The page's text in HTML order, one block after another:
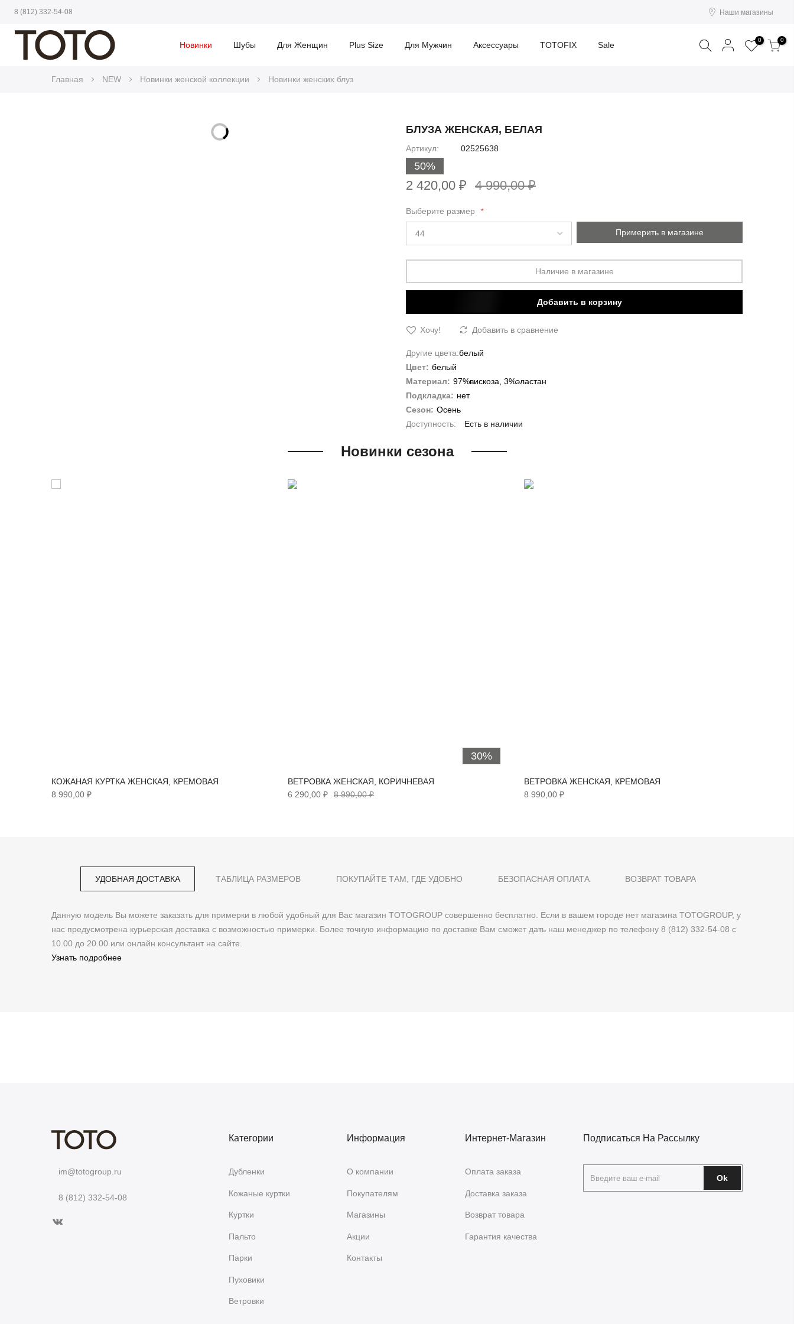
8 (812) 332-54-08 Наши магазины
Новинки Шубы Для Женщин Plus Size Для Мужчин Аксессуары TOTOFIX Sale Поиск 0 0
Главная NEW Новинки женской коллекции Новинки женских блуз
БЛУЗА ЖЕНСКАЯ, БЕЛАЯ
Артикул 02525638
50%
2 420,00 ₽ 4 990,00 ₽
Выберите размер
Примерить в магазине
Наличие в магазине
Добавить в корзину
Хочу! Добавить в сравнение
Другие цвета:белый
Цвет: белый
Материал: 97%вискоза, 3%эластан
Подкладка: нет
Сезон: Осень
Есть в наличии
Новинки сезона
КОЖАНАЯ КУРТКА ЖЕНСКАЯ, КРЕМОВАЯ
8 990,00 ₽
30%
ВЕТРОВКА ЖЕНСКАЯ, КОРИЧНЕВАЯ
6 290,00 ₽
8 990,00 ₽
ВЕТРОВКА ЖЕНСКАЯ, КРЕМОВАЯ
8 990,00 ₽
УДОБНАЯ ДОСТАВКА
Данную модель Вы можете заказать для примерки в любой удобный для Вас магазин TOTOGROUP совершенно бесплатно. Если в вашем городе нет магазина TOTOGROUP, у
нас предусмотрена курьерская доставка с возможностью примерки. Более точную информацию по доставке Вам сможет дать наш менеджер по телефону 8 (812) 332-54-08 с
10.00 до 20.00 или онлайн консультант на сайте.
Узнать подробнее
ТАБЛИЦА РАЗМЕРОВ ПОКУПАЙТЕ ТАМ, ГДЕ УДОБНО БЕЗОПАСНАЯ ОПЛАТА ВОЗВРАТ ТОВАРА
im@totogroup.ru
8 (812) 332-54-08
Категории
Дубленки
Кожаные куртки
Куртки
Пальто
Парки
Пуховики
Ветровки
Информация
О компании
Покупателям
Магазины
Акции
Контакты
Интернет-Магазин
Оплата заказа
Доставка заказа
Возврат товара
Гарантия качества
Подписаться На Рассылку
Ok